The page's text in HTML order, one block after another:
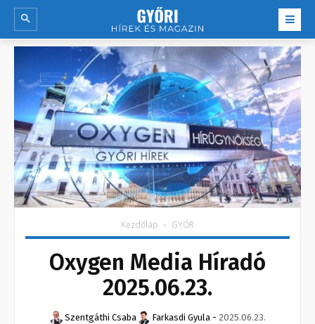
Kezdőlap GYŐR
Oxygen Media Híradó
2025.06.23.
Szentgáthi Csaba Farkasdi Gyula - 2025.06.23.